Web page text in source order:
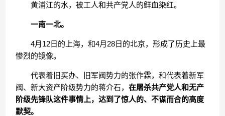
黄浦江的水，被工人和共产党人的鲜血染红。
一南一北。
4月12日的上海，和4月28日的北京，形成了历史上最
惨烈的镜像。
代表着旧买办、旧军阀势力的张作霖，和代表着新军
阀、新大资产阶级势力的蒋介石，在屠杀共产党人和无产
阶级先锋队这件事情上，达到了惊人的、不谋而合的高度
默契。